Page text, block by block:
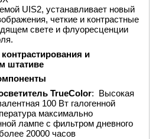
UIS2, устанавливает новый
четкие и контрастные
свете и флуоресценции
и
штативе
TrueColor: Высокая
100 Вт галогенной
максимально
лампе с фильтром дневного
20000 часов